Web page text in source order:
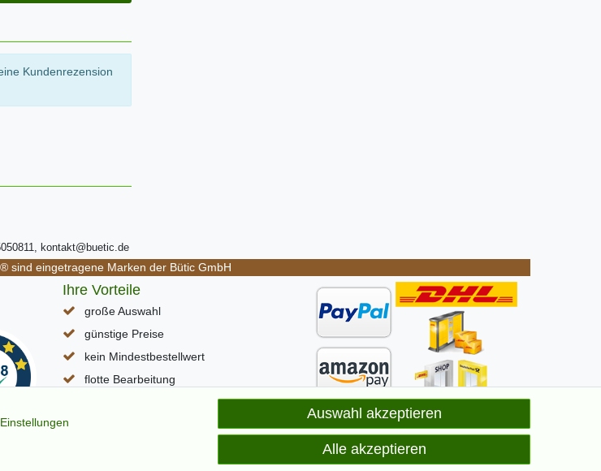
Kundenrezension
kontakt@buetic.de
sind eingetragene Marken der Bütic GmbH
Ihre Vorteile
große Auswahl
günstige Preise
kein Mindestbestellwert
flotte Bearbeitung
schneller DHL Paketversand
Lieferzeit (D) ca. 1-3 Werktage
Alle akzeptieren
Auswahl akzeptieren